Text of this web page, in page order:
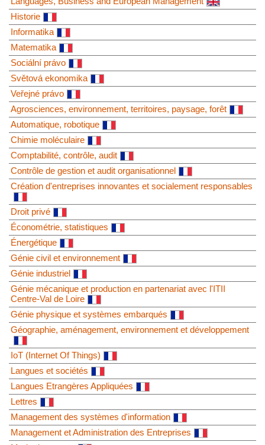
Historie
Informatika
Matematika
Sociální právo
Světová ekonomika
Veřejné právo
Agrosciences, environnement, territoires, paysage, forêt
Automatique, robotique
Chimie moléculaire
Comptabilité, contrôle, audit
Contrôle de gestion et audit organisationnel
Création d'entreprises innovantes et socialement responsables
Droit privé
Économétrie, statistiques
Énergétique
Génie civil et environnement
Génie industriel
Génie mécanique et production en partenariat avec l'ITII
Centre-Val de Loire
Génie physique et systèmes embarqués
Géographie, aménagement, environnement et développement
IoT (Internet Of Things)
Langues et sociétés
Langues Etrangères Appliquées
Lettres
Management des systèmes d'information
Management et Administration des Entreprises